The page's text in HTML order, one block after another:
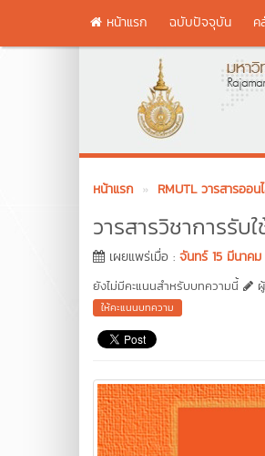
หน้าแรก ฉบับปัจจุบัน ค
หน้าแรก RMUTL วารสารออน
วารสารวิชาการรั
เผยแพร่เมื่อ : จันทร์ 15 มีนาค
ยังไม่มีคะแนนสำหรับบทความนี้
ให้คะแนนบทความ